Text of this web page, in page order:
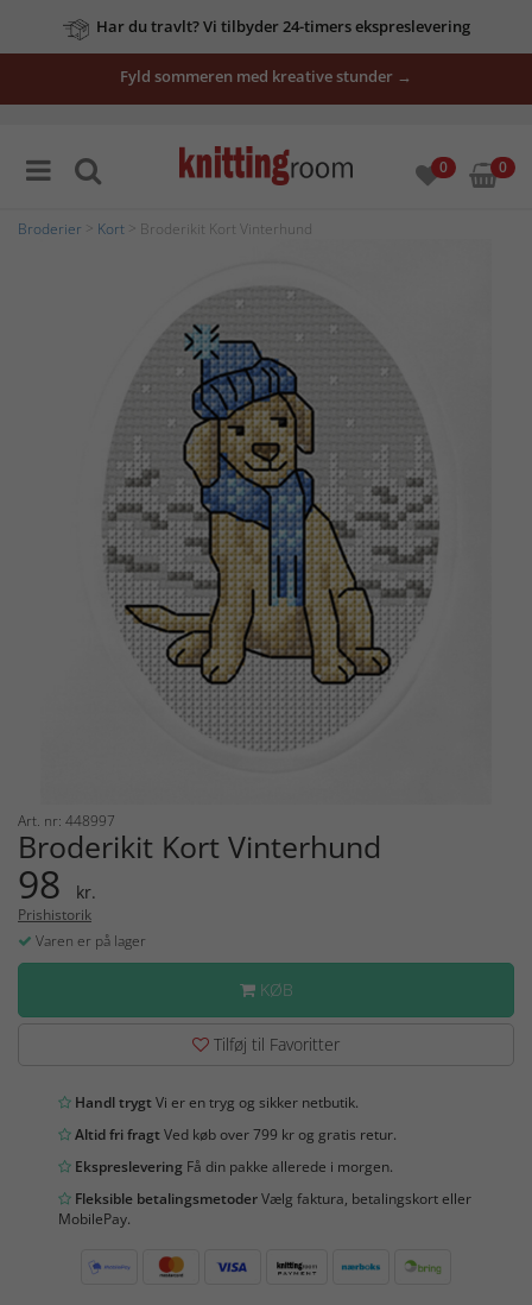
Har du travlt? Vi tilbyder 24-timers ekspreslevering
Fyld sommeren med kreative stunder →
0 0
Broderier Kort > Broderikit Kort Vinterhund
Art. nr: 448997
Broderikit Kort Vinterhund
98 kr.
Prishistorik
Varen er på lager
KØB
Tilføj til Favoritter
Handl trygtVi er en tryg og sikker netbutik.
Altid fri fragtVed køb over 799 kr og gratis retur.
Ekspreslevering Få din pakke allerede i morgen.
Fleksible betalingsmetoderVælg faktura, betalingskort eller
MobilePay.